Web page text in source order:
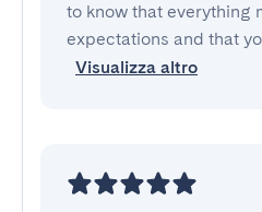
to know that everything
expectations and that
Visualizza altro